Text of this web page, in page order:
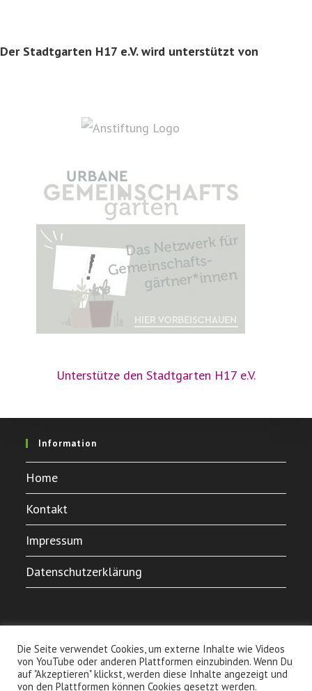
Der Stadtgarten H17 e.V. wird unterstützt von
Unterstütze den Stadtgarten H17 e.V.
Information
Home
Kontakt
Impressum
Datenschutzerklärung
Die Seite verwendet Cookies, um externe Inhalte wie Videos
von YouTube oder anderen Plattformen einzubinden. Wenn Du
auf "Akzeptieren" klickst, werden diese Inhalte angezeigt und
von den Plattformen können Cookies gesetzt werden.